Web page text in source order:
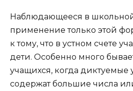
Наблюдающееся в
применение только этой
к тому, что в устном счете
дети. Особенно много
учащихся, когда диктуемые
содержат большие числа